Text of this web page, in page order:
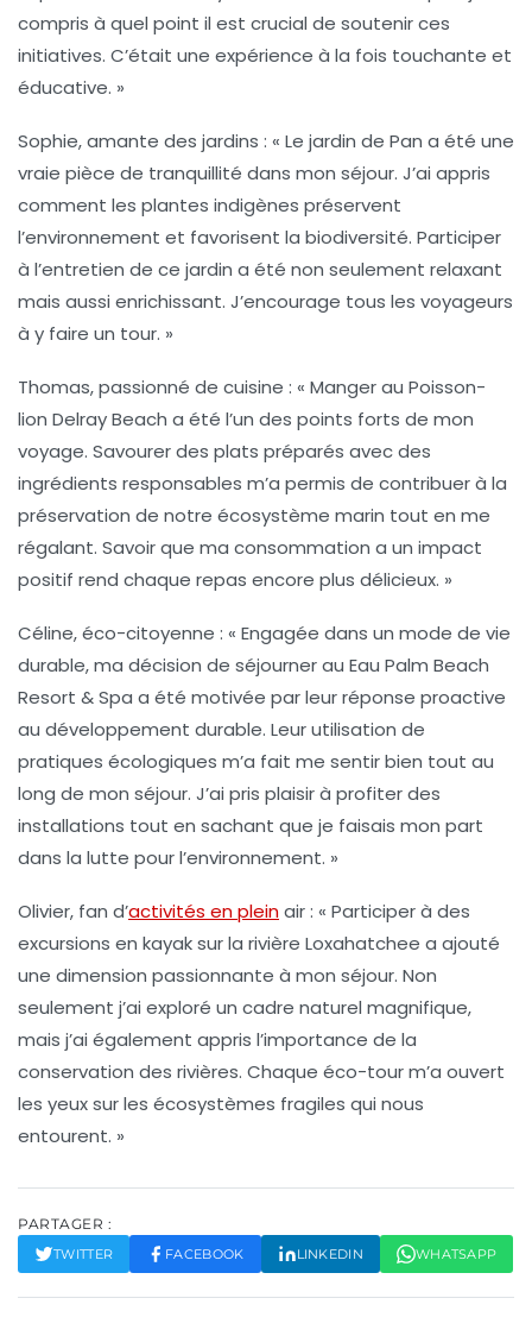
compris à quel point il est crucial de soutenir ces
initiatives. C’était une expérience à la fois touchante et
éducative. »
Sophie, amante des jardins : « Le jardin de Pan a été une
vraie pièce de tranquillité dans mon séjour. J’ai appris
comment les plantes indigènes préservent
l’environnement et favorisent la biodiversité. Participer
à l’entretien de ce jardin a été non seulement relaxant
mais aussi enrichissant. J’encourage tous les voyageurs
à y faire un tour. »
Thomas, passionné de cuisine : « Manger au Poisson-
lion Delray Beach a été l’un des points forts de mon
voyage. Savourer des plats préparés avec des
ingrédients responsables m’a permis de contribuer à la
préservation de notre écosystème marin tout en me
régalant. Savoir que ma consommation a un impact
positif rend chaque repas encore plus délicieux. »
Céline, éco-citoyenne : « Engagée dans un mode de vie
durable, ma décision de séjourner au Eau Palm Beach
Resort & Spa a été motivée par leur réponse proactive
au développement durable. Leur utilisation de
pratiques écologiques m’a fait me sentir bien tout au
long de mon séjour. J’ai pris plaisir à profiter des
installations tout en sachant que je faisais mon part
dans la lutte pour l’environnement. »
Olivier, fan d’activités en pleinair : « Participer à des
excursions en kayak sur la rivière Loxahatchee a ajouté
une dimension passionnante à mon séjour. Non
seulement j’ai exploré un cadre naturel magnifique,
mais j’ai également appris l’importance de la
conservation des rivières. Chaque éco-tour m’a ouvert
les yeux sur les écosystèmes fragiles qui nous
entourent. »
PARTAGER :
TWITTER FACEBOOK LINKEDIN WHATSAPP